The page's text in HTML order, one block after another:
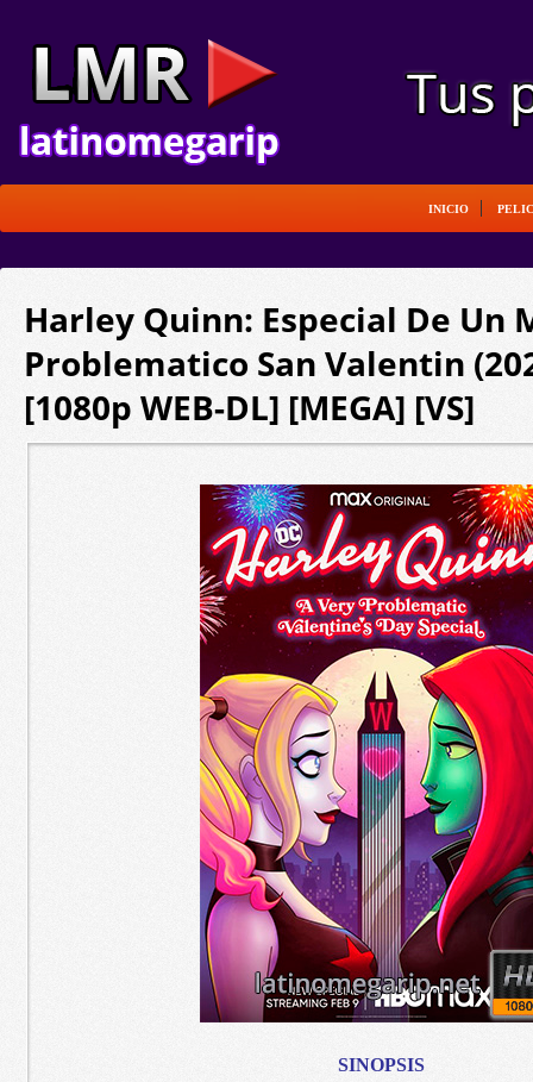
INICIO
Harley Quinn: Especial De Un
Problematico San Valentin
[1080p WEB-DL] [MEGA] [VS]
SINOPSIS